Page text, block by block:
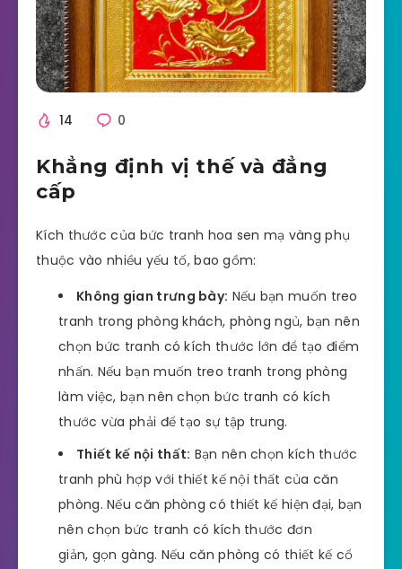
14 0
Khẳng định vị thế và đẳng
cấp
Kích thước của bức tranh hoa sen mạ vàng phụ
thuộc vào nhiều yếu tố, bao gồm:
Không gian trưng bày: Nếu bạn muốn treo
tranh trong phòng khách, phòng ngủ, bạn nên
chọn bức tranh có kích thước lớn để tạo điểm
nhấn. Nếu bạn muốn treo tranh trong phòng
làm việc, bạn nên chọn bức tranh có kích
thước vừa phải để tạo sự tập trung.
Thiết kế nội thất: Bạn nên chọn kích thước
tranh phù hợp với thiết kế nội thất của căn
phòng. Nếu căn phòng có thiết kế hiện đại, bạn
nên chọn bức tranh có kích thước đơn
giản, gọn gàng. Nếu căn phòng có thiết kế cổ